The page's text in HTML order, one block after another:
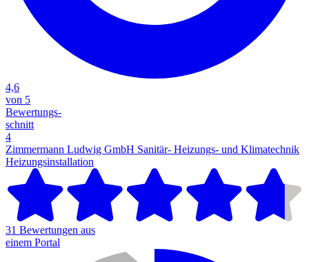
4,6
von 5
Bewertungs-
schnitt
4
Zimmermann Ludwig GmbH Sanitär- Heizungs- und Klimatechnik
Heizungsinstallation
31 Bewertungen aus
einem Portal